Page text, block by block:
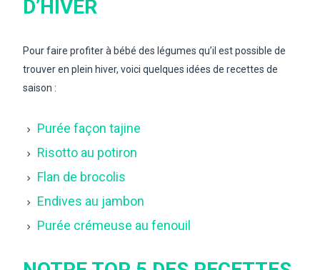
D’HIVER
Pour faire profiter à bébé des légumes qu’il est possible de
trouver en plein hiver, voici quelques idées de recettes de
saison :
Purée façon tajine
Risotto au potiron
Flan de brocolis
Endives au jambon
Purée crémeuse au fenouil